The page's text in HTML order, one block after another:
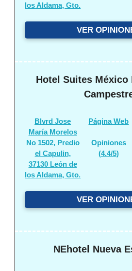
los Aldama, Gto.
VER
Hotel Suites México
Blvrd Jose
María Morelos
No 1502, Predio
el Capulin,
37130 León de
los Aldama, Gto.
Página Web
Opiniones
(4.4/5)
VER
NEhotel Nueva